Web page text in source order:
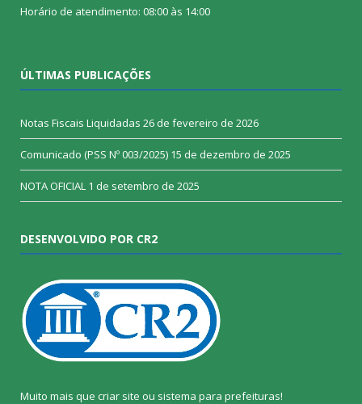
Horário de atendimento: 08:00 às 14:00
ÚLTIMAS PUBLICAÇÕES
Notas Fiscais Liquidadas 26 de fevereiro de 2026
Comunicado (PSS Nº 003/2025) 15 de dezembro de 2025
NOTA OFICIAL 1 de setembro de 2025
DESENVOLVIDO POR CR2
Muito mais que criar site ou sistema para prefeituras!